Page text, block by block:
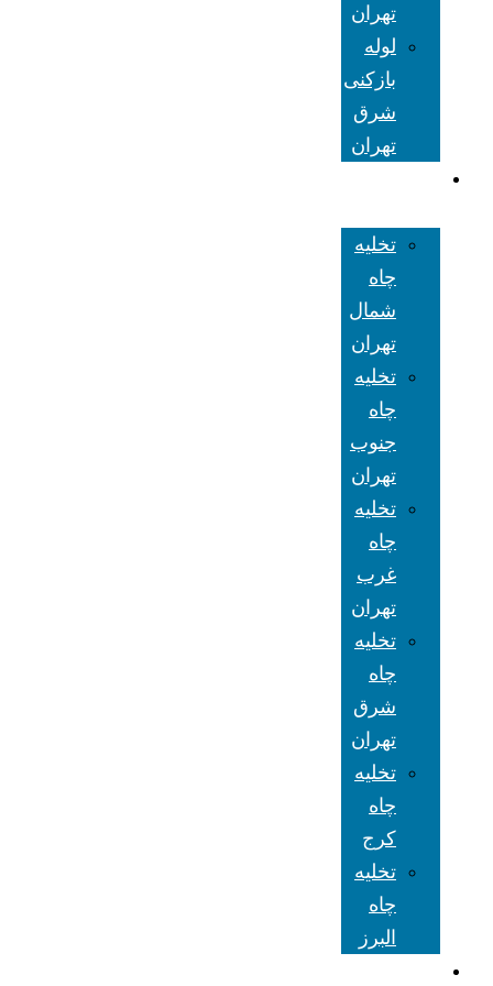
تهران
لوله
بازکنی
شرق
تهران
تخلیه
چاه
شمال
تهران
تخلیه
چاه
جنوب
تهران
تخلیه
چاه
غرب
تهران
تخلیه
چاه
شرق
تهران
تخلیه
چاه
کرج
تخلیه
چاه
البرز